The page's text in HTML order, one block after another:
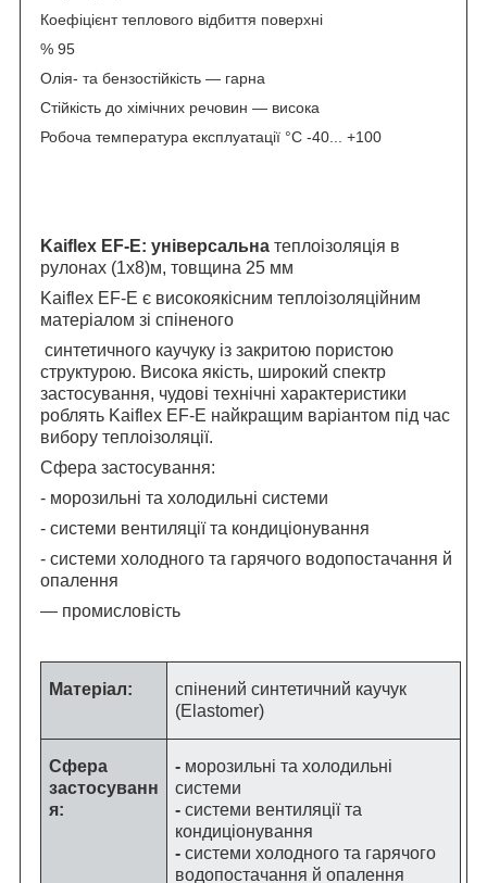
Коефіцієнт теплового відбиття поверхні
% 95
Олія- та бензостійкість — гарна
Стійкість до хімічних речовин — висока
Робоча температура експлуатації °C -40... +100
Kaiflex EF-E: універсальна теплоізоляція в
рулонах (1х8)м, товщина 25 мм
Kaiflex EF-E є високоякісним теплоізоляційним
матеріалом зі спіненого
синтетичного каучуку із закритою пористою
структурою. Висока якість, широкий спектр
застосування, чудові технічні характеристики
роблять Kaiflex EF-E найкращим варіантом під час
вибору теплоізоляції.
Сфера застосування:
- морозильні та холодильні системи
- системи вентиляції та кондиціонування
- системи холодного та гарячого водопостачання й
опалення
— промисловість
Матеріал:
спінений синтетичний каучук
(Elastomer)
Сфера
застосуванн
я:
- морозильні та холодильні
системи
- системи вентиляції та
кондиціонування
- системи холодного та гарячого
водопостачання й опалення